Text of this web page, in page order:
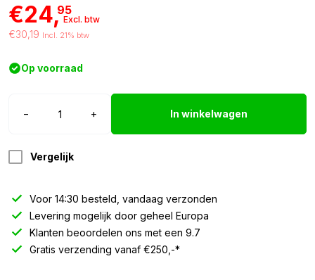
€24,95
Excl. btw
€30,19 Incl. 21% btw
Op voorraad
−
bord
/
40x25cm
aantal
+ In winkelwagen
Vergelijk
Voor 14:30 besteld, vandaag verzonden
Levering mogelijk door geheel Europa
Klanten beoordelen ons met een 9.7
Gratis verzending vanaf €250,-*